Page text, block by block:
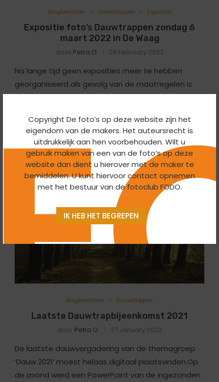
Copyright De foto’s op deze website zijn het
eigendom van de makers. Het auteursrecht is
uitdrukkelijk aan hen voorbehouden. Wilt u
gebruik maken van een van de foto’s op deze
website dan dient u hierover met de maker te
bemiddelen. U kunt hiervoor contact opnemen
met het bestuur van de fotoclub FODO.
IK HEB HET BEGREPEN
Blogberichten Dauwtrappen Expositie
Expositie foto’s Dauwtrappen zondag 6
maart 2022 in De Waag
door Petra O 28 February 2022
Na lange tijd geen exposities meer te hebben
georganiseerd als gevolg van de maatregelen is
per vorige maand weer gestart met het verzorgen
Blogberichten Dauwtrappen
Laatste Dauwtrapbijeenkomst 2021
door Petra O 27 January 2022
De laatste dauwvergadering van de themagroep
‘Dauw 2021’ moest helaas digitaal plaatsvinden.Op
de avond werd een PowerPoint van de ingezonden